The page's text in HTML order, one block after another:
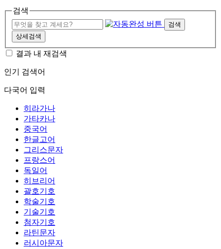
검색
검색
상세검색
결과 내 재검색
인기 검색어
다국어 입력
히라가나
가타카나
중국어
한글고어
그리스문자
프랑스어
독일어
히브리어
괄호기호
학술기호
기술기호
첨자기호
라틴문자
러시아문자